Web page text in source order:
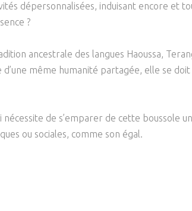
dépersonnalisées, induisant encore et
?
ancestrale des langues Haoussa,
même humanité partagée, elle se
de s’emparer de cette boussole
ou sociales, comme son égal.